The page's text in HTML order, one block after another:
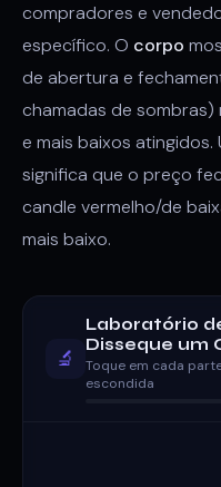
compradores e
específico. O corpo
de abertura e
chamadas de
e mais baixos
significa que o preço
candle vermelho/de
mais baixo.
🔬
Laboratório
Disseque um
Toque em cada
escondida